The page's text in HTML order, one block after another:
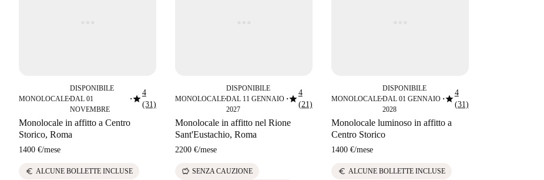
MONOLOCALE■
DISPONIBILE
DAL 01
NOVEMBRE
■star4
(31)
Monolocale in affitto a Centro
Storico, Roma
1400 €/mese
euro ALCUNE BOLLETTE INCLUSE
MONOLOCALE■
DISPONIBILE
DAL 11 GENNAIO
2027
■star4
(21)
Monolocale in affitto nel Rione
Sant'Eustachio, Roma
2200 €/mese
savings SENZA CAUZIONE
MONOLOCALE■
DISPONIBILE
DAL 01 GENNAIO
2028
■star4
(31)
Monolocale luminoso in affitto a
Centro Storico
1400 €/mese
euro ALCUNE BOLLETTE INCLUSE